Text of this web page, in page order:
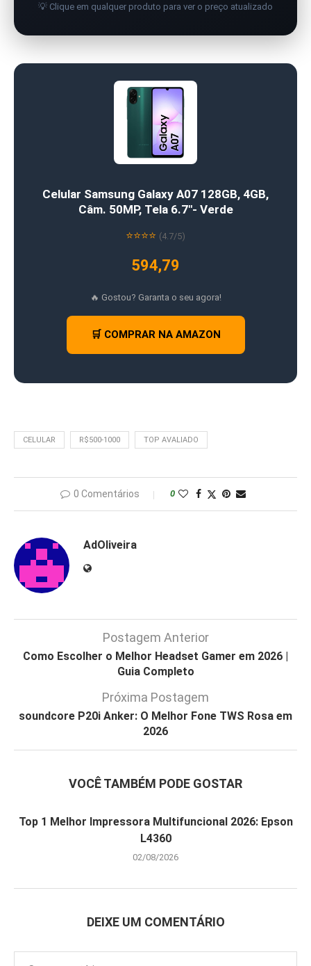
💡 Clique em qualquer produto para ver o preço atualizado
Celular Samsung Galaxy A07 128GB, 4GB,
Câm. 50MP, Tela 6.7″- Verde
⭐⭐⭐⭐ (4.7/5)
594,79
🔥 Gostou? Garanta o seu agora!
🛒 COMPRAR NA AMAZON
CELULAR R$500-1000 TOP AVALIADO
0 Comentários 0
AdOliveira
Postagem Anterior
Como Escolher o Melhor Headset Gamer em 2026 |
Guia Completo
Próxima Postagem
soundcore P20i Anker: O Melhor Fone TWS Rosa em
2026
VOCÊ TAMBÉM PODE GOSTAR
Top 1 Melhor Impressora Multifuncional 2026: Epson
L4360
02/08/2026
DEIXE UM COMENTÁRIO